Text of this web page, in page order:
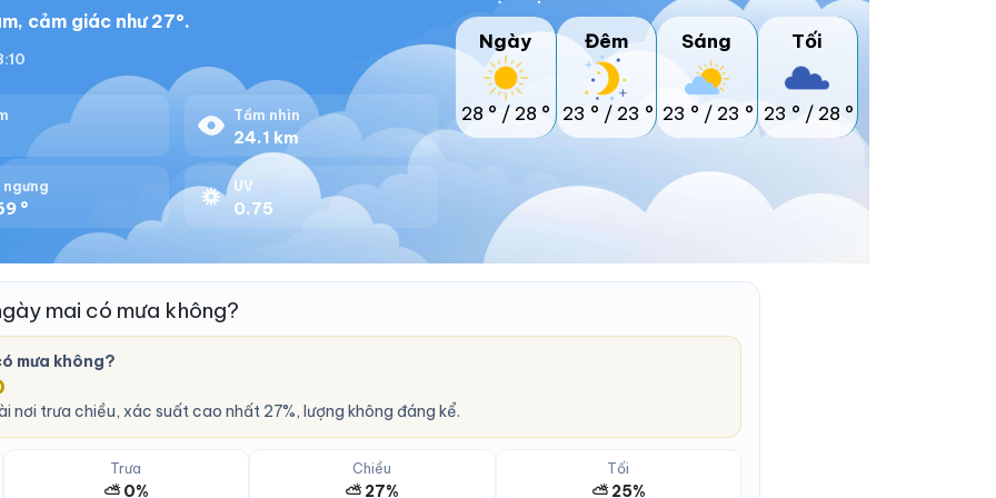
cảm giác như 27°.
Tầm nhìn
24.1 km
ngưng
°
UV
0.75
Ngày
28 ° / 28 °
Đêm
23 ° / 23 °
Sáng
23 ° / 23 °
Tối
23 ° / 28 °
mai có mưa không?
mưa không?
nơi trưa chiều, xác suất cao nhất 27%, lượng không đáng kể.
Trưa
⛅ 0%
Chiều
⛅ 27%
Tối
⛅ 25%